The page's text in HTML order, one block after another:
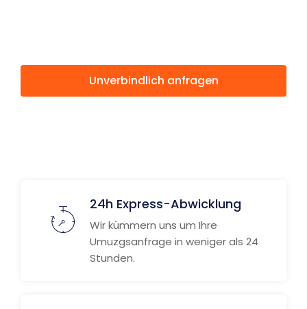
Unverbindlich anfragen
24h Express-Abwicklung
Wir kümmern uns um Ihre
Umuzgsanfrage in weniger als 24
Stunden.